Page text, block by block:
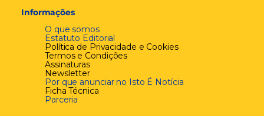
Informações
O que somos
Estatuto Editorial
Política de Privacidade e Cookies
Termos e Condições
Assinaturas
Newsletter
Por que anunciar no Isto É Notícia
Ficha Técnica
Parceria